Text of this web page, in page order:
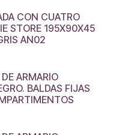
CON CUATRO
STORE 195X90X45
AN02
ARMARIO
BALDAS FIJAS